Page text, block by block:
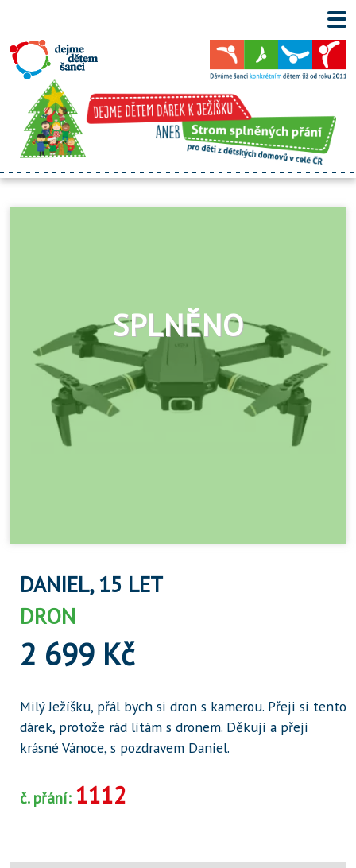
DANIEL, 15 LET
DRON
2 699 Kč
Milý Ježíšku, přál bych si dron s kamerou. Přeji si tento
dárek, protože rád lítám s dronem. Děkuji a přeji
krásné Vánoce, s pozdravem Daniel.
č. přání: 1112